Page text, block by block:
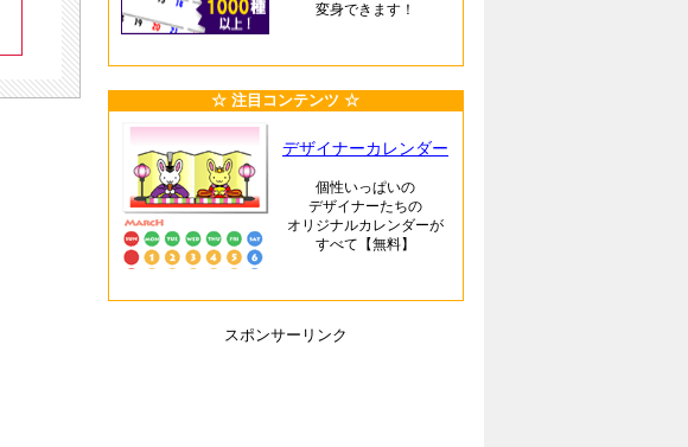
変身できます！
☆ 注目コンテンツ ☆
デザイナーカレンダー
個性いっぱいの
デザイナーたちの
オリジナルカレンダーが
すべて【無料】
スポンサーリンク